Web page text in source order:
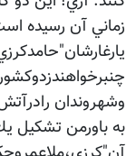
زماني آن رسيده
وشهروندان
به باورمن تشكيل